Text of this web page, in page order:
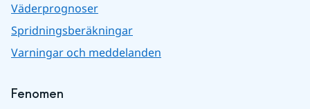
Väderprognoser
Spridningsberäkningar
Varningar och meddelanden
Fenomen